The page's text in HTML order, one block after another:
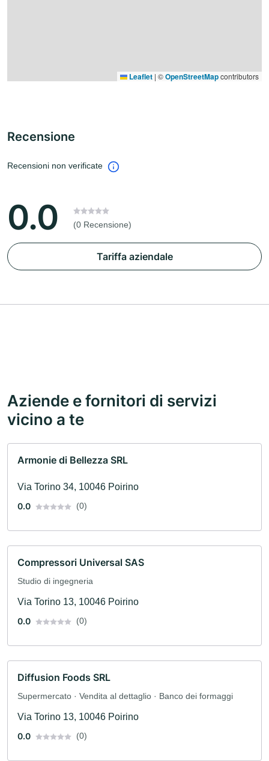
Leaflet | ©OpenStreetMapcontributors
Recensione
Recensioni non verificate
0.0 (0 Recensione)
Tariffa aziendale
Aziende e fornitori di servizi
vicino a te
Armonie di Bellezza SRL
Via Torino 34, 10046 Poirino
0.0
(0)
Compressori Universal SAS
Studio di ingegneria
Via Torino 13, 10046 Poirino
0.0
(0)
Diffusion Foods SRL
Supermercato · Vendita al dettaglio · Banco dei formaggi
Via Torino 13, 10046 Poirino
0.0
(0)